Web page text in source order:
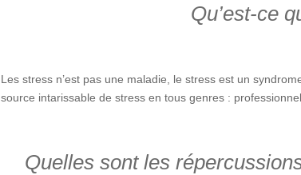
Qu’est-ce
Les stress n’est pas une maladie, le stress est un
source intarissable de stress en tous genres :
Quelles sont les